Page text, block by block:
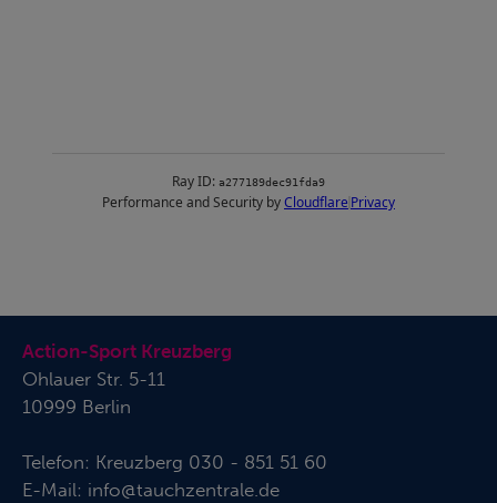
Action-Sport Kreuzberg
Ohlauer Str. 5-11
10999 Berlin
Telefon: Kreuzberg 030 - 851 51 60
E-Mail: info@tauchzentrale.de